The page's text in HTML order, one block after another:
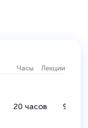
Часы Лекции
20 часов 92